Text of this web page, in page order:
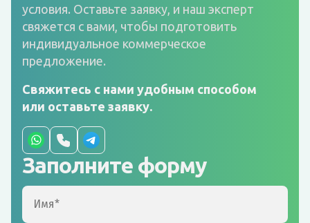
условия. Оставьте заявку, и наш эксперт
свяжется с вами, чтобы подготовить
индивидуальное коммерческое
предложение.
Свяжитесь с нами удобным способом
или оставьте заявку.
Заполните форму